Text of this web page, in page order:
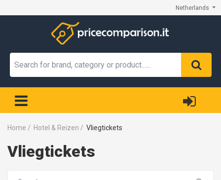
Netherlands
Home / Hotel & Reizen / Vliegtickets
Vliegtickets